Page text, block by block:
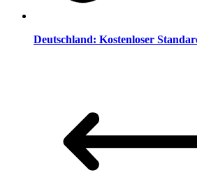
Deutschland: Kostenloser